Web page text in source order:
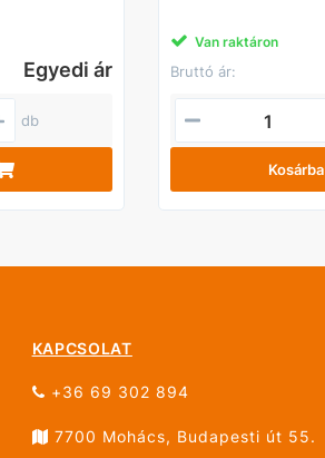
Egyedi ár
db
Van raktáron
Bruttó ár:
Kosárba
KAPCSOLAT
+36 69 302 894
7700 Mohács, Budapesti út 55.